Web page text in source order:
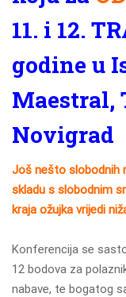
11. i 12.
godine u
Maestral,
Novigrad
Još nešto slobodnih
skladu s slobodnim
kraja ožujka vrijedi
Konferencija se
12 bodova za
nabave, te bogatog